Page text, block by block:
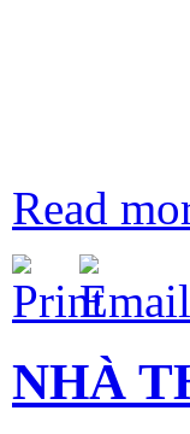
Read
NHÀ